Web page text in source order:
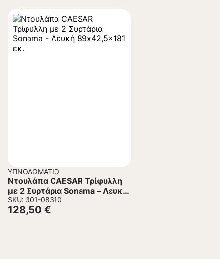
ΥΠΝΟΔΩΜΆΤΙΟ
Ντουλάπα CAESAR Τρίφυλλη
με 2 Συρτάρια Sonama – Λευκή
89×42,5×181 εκ.
SKU: 301-08310
128,50 €